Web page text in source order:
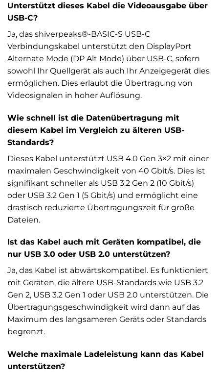
Unterstützt dieses Kabel die Videoausgabe über
USB-C?
Ja, das shiverpeaks®-BASIC-S USB-C
Verbindungskabel unterstützt den DisplayPort
Alternate Mode (DP Alt Mode) über USB-C, sofern
sowohl Ihr Quellgerät als auch Ihr Anzeigegerät dies
ermöglichen. Dies erlaubt die Übertragung von
Videosignalen in hoher Auflösung.
Wie schnell ist die Datenübertragung mit
diesem Kabel im Vergleich zu älteren USB-
Standards?
Dieses Kabel unterstützt USB 4.0 Gen 3×2 mit einer
maximalen Geschwindigkeit von 40 Gbit/s. Dies ist
signifikant schneller als USB 3.2 Gen 2 (10 Gbit/s)
oder USB 3.2 Gen 1 (5 Gbit/s) und ermöglicht eine
drastisch reduzierte Übertragungszeit für große
Dateien.
Ist das Kabel auch mit Geräten kompatibel, die
nur USB 3.0 oder USB 2.0 unterstützen?
Ja, das Kabel ist abwärtskompatibel. Es funktioniert
mit Geräten, die ältere USB-Standards wie USB 3.2
Gen 2, USB 3.2 Gen 1 oder USB 2.0 unterstützen. Die
Übertragungsgeschwindigkeit wird dann auf das
Maximum des langsameren Geräts oder Standards
begrenzt.
Welche maximale Ladeleistung kann das Kabel
unterstützen?